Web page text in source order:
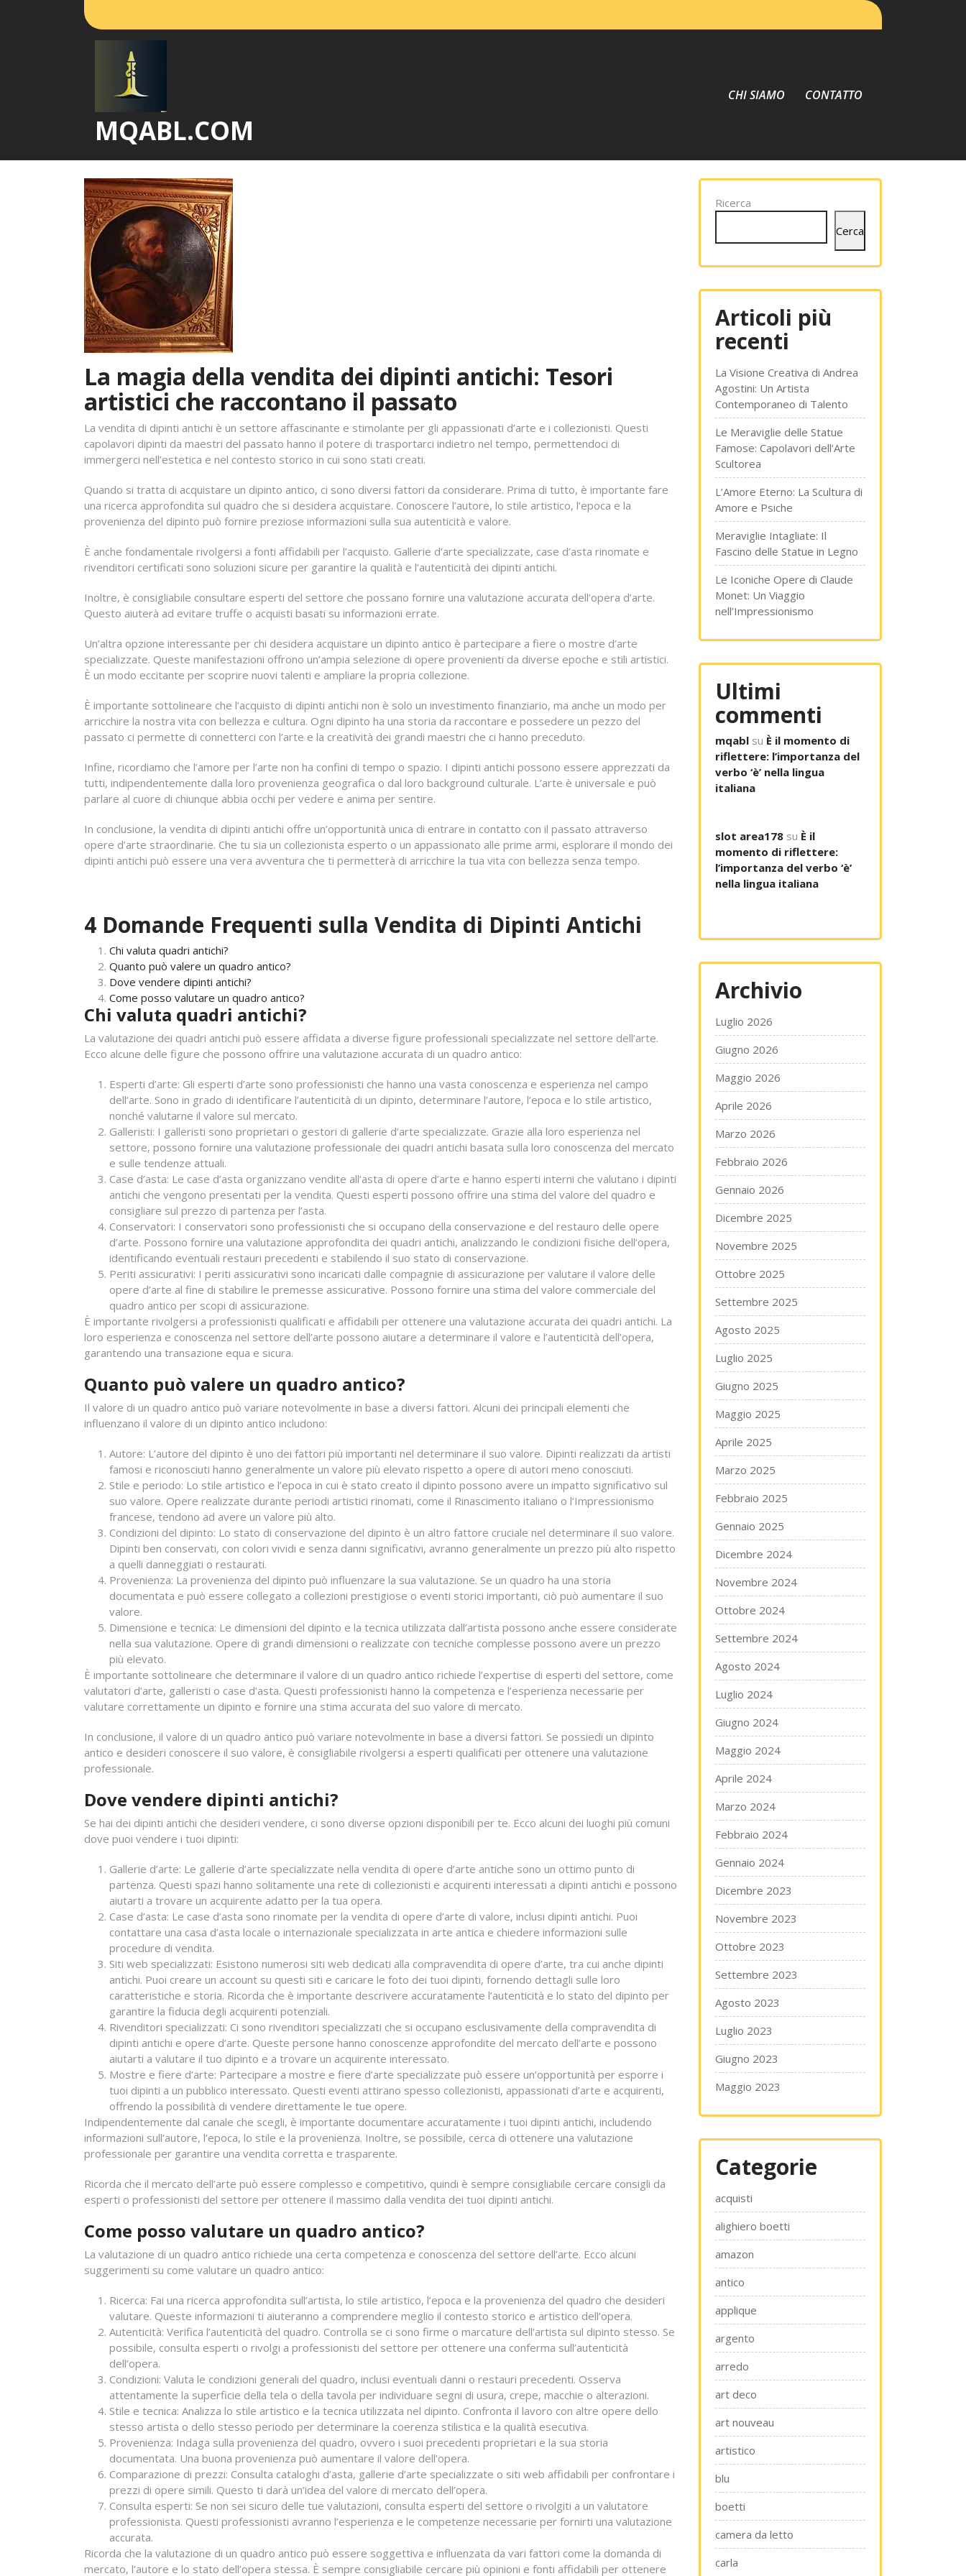
MQABL.COM
CHI SIAMO CONTATTO
La magia della vendita dei dipinti antichi: Tesori
artistici che raccontano il passato
La vendita di dipinti antichi è un settore affascinante e stimolante per gli appassionati d’arte e i collezionisti. Questi
capolavori dipinti da maestri del passato hanno il potere di trasportarci indietro nel tempo, permettendoci di
immergerci nell’estetica e nel contesto storico in cui sono stati creati.
Quando si tratta di acquistare un dipinto antico, ci sono diversi fattori da considerare. Prima di tutto, è importante fare
una ricerca approfondita sul quadro che si desidera acquistare. Conoscere l’autore, lo stile artistico, l’epoca e la
provenienza del dipinto può fornire preziose informazioni sulla sua autenticità e valore.
È anche fondamentale rivolgersi a fonti affidabili per l’acquisto. Gallerie d’arte specializzate, case d’asta rinomate e
rivenditori certificati sono soluzioni sicure per garantire la qualità e l’autenticità dei dipinti antichi.
Inoltre, è consigliabile consultare esperti del settore che possano fornire una valutazione accurata dell’opera d’arte.
Questo aiuterà ad evitare truffe o acquisti basati su informazioni errate.
Un’altra opzione interessante per chi desidera acquistare un dipinto antico è partecipare a fiere o mostre d’arte
specializzate. Queste manifestazioni offrono un’ampia selezione di opere provenienti da diverse epoche e stili artistici.
È un modo eccitante per scoprire nuovi talenti e ampliare la propria collezione.
È importante sottolineare che l’acquisto di dipinti antichi non è solo un investimento finanziario, ma anche un modo per
arricchire la nostra vita con bellezza e cultura. Ogni dipinto ha una storia da raccontare e possedere un pezzo del
passato ci permette di connetterci con l’arte e la creatività dei grandi maestri che ci hanno preceduto.
Infine, ricordiamo che l’amore per l’arte non ha confini di tempo o spazio. I dipinti antichi possono essere apprezzati da
tutti, indipendentemente dalla loro provenienza geografica o dal loro background culturale. L’arte è universale e può
parlare al cuore di chiunque abbia occhi per vedere e anima per sentire.
In conclusione, la vendita di dipinti antichi offre un’opportunità unica di entrare in contatto con il passato attraverso
opere d’arte straordinarie. Che tu sia un collezionista esperto o un appassionato alle prime armi, esplorare il mondo dei
dipinti antichi può essere una vera avventura che ti permetterà di arricchire la tua vita con bellezza senza tempo.
4 Domande Frequenti sulla Vendita di Dipinti Antichi
Chi valuta quadri antichi?
Quanto può valere un quadro antico?
Dove vendere dipinti antichi?
Come posso valutare un quadro antico?
Chi valuta quadri antichi?
La valutazione dei quadri antichi può essere affidata a diverse figure professionali specializzate nel settore dell’arte.
Ecco alcune delle figure che possono offrire una valutazione accurata di un quadro antico:
Esperti d’arte: Gli esperti d’arte sono professionisti che hanno una vasta conoscenza e esperienza nel campo
dell’arte. Sono in grado di identificare l’autenticità di un dipinto, determinare l’autore, l’epoca e lo stile artistico,
nonché valutarne il valore sul mercato.
Galleristi: I galleristi sono proprietari o gestori di gallerie d’arte specializzate. Grazie alla loro esperienza nel
settore, possono fornire una valutazione professionale dei quadri antichi basata sulla loro conoscenza del mercato
e sulle tendenze attuali.
Case d’asta: Le case d’asta organizzano vendite all’asta di opere d’arte e hanno esperti interni che valutano i dipinti
antichi che vengono presentati per la vendita. Questi esperti possono offrire una stima del valore del quadro e
consigliare sul prezzo di partenza per l’asta.
Conservatori: I conservatori sono professionisti che si occupano della conservazione e del restauro delle opere
d’arte. Possono fornire una valutazione approfondita dei quadri antichi, analizzando le condizioni fisiche dell’opera,
identificando eventuali restauri precedenti e stabilendo il suo stato di conservazione.
Periti assicurativi: I periti assicurativi sono incaricati dalle compagnie di assicurazione per valutare il valore delle
opere d’arte al fine di stabilire le premesse assicurative. Possono fornire una stima del valore commerciale del
quadro antico per scopi di assicurazione.
È importante rivolgersi a professionisti qualificati e affidabili per ottenere una valutazione accurata dei quadri antichi. La
loro esperienza e conoscenza nel settore dell’arte possono aiutare a determinare il valore e l’autenticità dell’opera,
garantendo una transazione equa e sicura.
Quanto può valere un quadro antico?
Il valore di un quadro antico può variare notevolmente in base a diversi fattori. Alcuni dei principali elementi che
influenzano il valore di un dipinto antico includono:
Autore: L’autore del dipinto è uno dei fattori più importanti nel determinare il suo valore. Dipinti realizzati da artisti
famosi e riconosciuti hanno generalmente un valore più elevato rispetto a opere di autori meno conosciuti.
Stile e periodo: Lo stile artistico e l’epoca in cui è stato creato il dipinto possono avere un impatto significativo sul
suo valore. Opere realizzate durante periodi artistici rinomati, come il Rinascimento italiano o l’Impressionismo
francese, tendono ad avere un valore più alto.
Condizioni del dipinto: Lo stato di conservazione del dipinto è un altro fattore cruciale nel determinare il suo valore.
Dipinti ben conservati, con colori vividi e senza danni significativi, avranno generalmente un prezzo più alto rispetto
a quelli danneggiati o restaurati.
Provenienza: La provenienza del dipinto può influenzare la sua valutazione. Se un quadro ha una storia
documentata e può essere collegato a collezioni prestigiose o eventi storici importanti, ciò può aumentare il suo
valore.
Dimensione e tecnica: Le dimensioni del dipinto e la tecnica utilizzata dall’artista possono anche essere considerate
nella sua valutazione. Opere di grandi dimensioni o realizzate con tecniche complesse possono avere un prezzo
più elevato.
È importante sottolineare che determinare il valore di un quadro antico richiede l’expertise di esperti del settore, come
valutatori d’arte, galleristi o case d’asta. Questi professionisti hanno la competenza e l’esperienza necessarie per
valutare correttamente un dipinto e fornire una stima accurata del suo valore di mercato.
In conclusione, il valore di un quadro antico può variare notevolmente in base a diversi fattori. Se possiedi un dipinto
antico e desideri conoscere il suo valore, è consigliabile rivolgersi a esperti qualificati per ottenere una valutazione
professionale.
Dove vendere dipinti antichi?
Se hai dei dipinti antichi che desideri vendere, ci sono diverse opzioni disponibili per te. Ecco alcuni dei luoghi più comuni
dove puoi vendere i tuoi dipinti:
Gallerie d’arte: Le gallerie d’arte specializzate nella vendita di opere d’arte antiche sono un ottimo punto di
partenza. Questi spazi hanno solitamente una rete di collezionisti e acquirenti interessati a dipinti antichi e possono
aiutarti a trovare un acquirente adatto per la tua opera.
Case d’asta: Le case d’asta sono rinomate per la vendita di opere d’arte di valore, inclusi dipinti antichi. Puoi
contattare una casa d’asta locale o internazionale specializzata in arte antica e chiedere informazioni sulle
procedure di vendita.
Siti web specializzati: Esistono numerosi siti web dedicati alla compravendita di opere d’arte, tra cui anche dipinti
antichi. Puoi creare un account su questi siti e caricare le foto dei tuoi dipinti, fornendo dettagli sulle loro
caratteristiche e storia. Ricorda che è importante descrivere accuratamente l’autenticità e lo stato del dipinto per
garantire la fiducia degli acquirenti potenziali.
Rivenditori specializzati: Ci sono rivenditori specializzati che si occupano esclusivamente della compravendita di
dipinti antichi e opere d’arte. Queste persone hanno conoscenze approfondite del mercato dell’arte e possono
aiutarti a valutare il tuo dipinto e a trovare un acquirente interessato.
Mostre e fiere d’arte: Partecipare a mostre e fiere d’arte specializzate può essere un’opportunità per esporre i
tuoi dipinti a un pubblico interessato. Questi eventi attirano spesso collezionisti, appassionati d’arte e acquirenti,
offrendo la possibilità di vendere direttamente le tue opere.
Indipendentemente dal canale che scegli, è importante documentare accuratamente i tuoi dipinti antichi, includendo
informazioni sull’autore, l’epoca, lo stile e la provenienza. Inoltre, se possibile, cerca di ottenere una valutazione
professionale per garantire una vendita corretta e trasparente.
Ricorda che il mercato dell’arte può essere complesso e competitivo, quindi è sempre consigliabile cercare consigli da
esperti o professionisti del settore per ottenere il massimo dalla vendita dei tuoi dipinti antichi.
Come posso valutare un quadro antico?
La valutazione di un quadro antico richiede una certa competenza e conoscenza del settore dell’arte. Ecco alcuni
suggerimenti su come valutare un quadro antico:
Ricerca: Fai una ricerca approfondita sull’artista, lo stile artistico, l’epoca e la provenienza del quadro che desideri
valutare. Queste informazioni ti aiuteranno a comprendere meglio il contesto storico e artistico dell’opera.
Autenticità: Verifica l’autenticità del quadro. Controlla se ci sono firme o marcature dell’artista sul dipinto stesso. Se
possibile, consulta esperti o rivolgi a professionisti del settore per ottenere una conferma sull’autenticità
dell’opera.
Condizioni: Valuta le condizioni generali del quadro, inclusi eventuali danni o restauri precedenti. Osserva
attentamente la superficie della tela o della tavola per individuare segni di usura, crepe, macchie o alterazioni.
Stile e tecnica: Analizza lo stile artistico e la tecnica utilizzata nel dipinto. Confronta il lavoro con altre opere dello
stesso artista o dello stesso periodo per determinare la coerenza stilistica e la qualità esecutiva.
Provenienza: Indaga sulla provenienza del quadro, ovvero i suoi precedenti proprietari e la sua storia
documentata. Una buona provenienza può aumentare il valore dell’opera.
Comparazione di prezzi: Consulta cataloghi d’asta, gallerie d’arte specializzate o siti web affidabili per confrontare i
prezzi di opere simili. Questo ti darà un’idea del valore di mercato dell’opera.
Consulta esperti: Se non sei sicuro delle tue valutazioni, consulta esperti del settore o rivolgiti a un valutatore
professionista. Questi professionisti avranno l’esperienza e le competenze necessarie per fornirti una valutazione
accurata.
Ricorda che la valutazione di un quadro antico può essere soggettiva e influenzata da vari fattori come la domanda di
mercato, l’autore e lo stato dell’opera stessa. È sempre consigliabile cercare più opinioni e fonti affidabili per ottenere
Ricerca
Cerca
Articoli più
recenti
La Visione Creativa di Andrea
Agostini: Un Artista
Contemporaneo di Talento
Le Meraviglie delle Statue
Famose: Capolavori dell’Arte
Scultorea
L’Amore Eterno: La Scultura di
Amore e Psiche
Meraviglie Intagliate: Il
Fascino delle Statue in Legno
Le Iconiche Opere di Claude
Monet: Un Viaggio
nell’Impressionismo
Ultimi
commenti
mqabl su È il momento di
riflettere: l’importanza del
verbo ‘è’ nella lingua
italiana
slot area178 su È il
momento di riflettere:
l’importanza del verbo ‘è’
nella lingua italiana
Archivio
Luglio 2026
Giugno 2026
Maggio 2026
Aprile 2026
Marzo 2026
Febbraio 2026
Gennaio 2026
Dicembre 2025
Novembre 2025
Ottobre 2025
Settembre 2025
Agosto 2025
Luglio 2025
Giugno 2025
Maggio 2025
Aprile 2025
Marzo 2025
Febbraio 2025
Gennaio 2025
Dicembre 2024
Novembre 2024
Ottobre 2024
Settembre 2024
Agosto 2024
Luglio 2024
Giugno 2024
Maggio 2024
Aprile 2024
Marzo 2024
Febbraio 2024
Gennaio 2024
Dicembre 2023
Novembre 2023
Ottobre 2023
Settembre 2023
Agosto 2023
Luglio 2023
Giugno 2023
Maggio 2023
Categorie
acquisti
alighiero boetti
amazon
antico
applique
argento
arredo
art deco
art nouveau
artistico
blu
boetti
camera da letto
carla